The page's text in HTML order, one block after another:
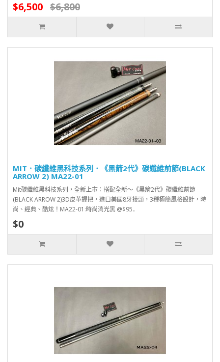
$6,500 $6,800
MIT．碳纖維黑科技系列．《黑箭2代》碳纖維前節(BLACK
ARROW 2) MA22-01
Mit碳纖維黑科技系列，全新上市：搭配全新～《黑箭2代》碳纖維前節
(BLACK ARROW 2)3D皮革握把，進口美國8牙接頭，3種極簡風格設計，時
尚、經典、酷炫！MA22-01:時尚消光黑 @$95..
$0